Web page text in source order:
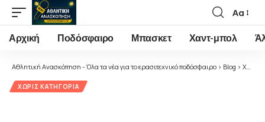
Font
Resizer
Αα
Αρχική Ποδόσφαιρο Μπασκετ Χαντ-μπολ
Αθλητική Ανασκόπηση - Όλα τα νέα για το ερασιτεχνικό ποδόσφαιρο > Blog > Χωρίς κατηγορία
ΧΩΡΊΣ ΚΑΤΗΓΟΡΊΑ